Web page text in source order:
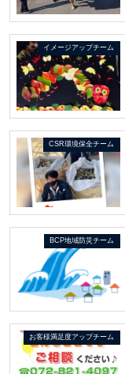
イメージアップチーム
CSR環境保全チーム
BCP地域防災チーム
お客様満足度アップチーム